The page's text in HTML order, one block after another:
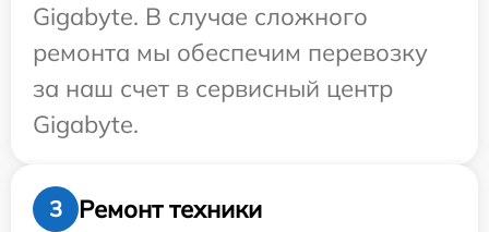
Gigabyte. В случае сложного
ремонта мы обеспечим перевозку
за наш счет в сервисный центр
Gigabyte.
3
Ремонт техники